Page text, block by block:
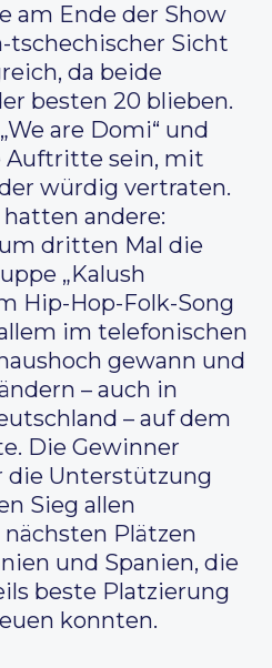
am Ende der Show
tschechischer Sicht
da beide
besten 20 blieben.
are Domi“ und
Auftritte sein, mit
würdig vertraten.
andere:
dritten Mal die
„Kalush
Hip-Hop-Folk-Song
im telefonischen
gewann und
– auch in
– auf dem
Die Gewinner
die Unterstützung
Sieg allen
Plätzen
und Spanien, die
beste Platzierung
konnten.